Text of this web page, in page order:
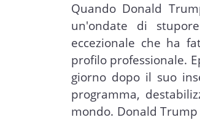
Quando Donald
un'ondate di
eccezionale che ha
profilo professionale.
giorno dopo il suo
programma,
mondo. Donald